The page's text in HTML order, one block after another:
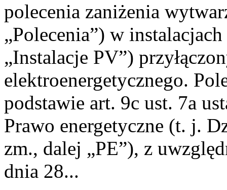
polecenia zaniżenia
„Polecenia”) w
„Instalacje PV”)
elektroenergetycznego.
podstawie art. 9c ust. 7a
Prawo energetyczne (t. j.
zm., dalej „PE”), z
dnia 28...